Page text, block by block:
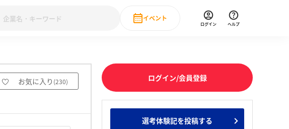
みんなの新卒就職人気企業ランキング みんなのインターン人気企業ランキ
28卒 IT・DX現場社員インタビュー
イベント
直近のイベント一覧
ログイン ヘルプ
お気に入り (230)
ログイン/会員登録
選考体験記を投稿する